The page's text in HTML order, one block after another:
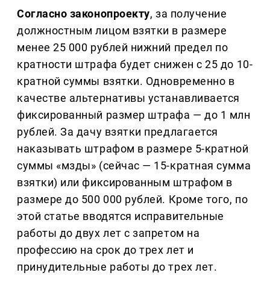
Согласно законопроекту, за получение
должностным лицом взятки в размере
менее 25 000 рублей нижний предел по
кратности штрафа будет снижен с 25 до 10-
кратной суммы взятки. Одновременно в
качестве альтернативы устанавливается
фиксированный размер штрафа — до 1 млн
рублей. За дачу взятки предлагается
наказывать штрафом в размере 5-кратной
суммы «мзды» (сейчас — 15-кратная сумма
взятки) или фиксированным штрафом в
размере до 500 000 рублей. Кроме того, по
этой статье вводятся исправительные
работы до двух лет с запретом на
профессию на срок до трех лет и
принудительные работы до трех лет.